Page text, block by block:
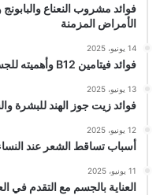
فوائد مشروب النعناع
الأمراض المزمنة
14 يونيو، 2025
فوائد فيتامين B12 وأهميته للجسم والصحة العامة
13 يونيو، 2025
فوائد زيت جوز الهند للبشرة
12 يونيو، 2025
أسباب تساقط الشعر عند
11 يونيو، 2025
العناية بالجسم مع التقدم في